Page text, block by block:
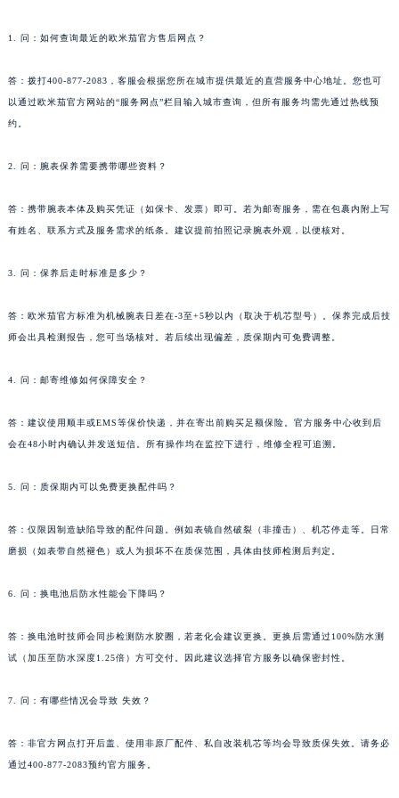
1. 问：如何查询最近的欧米茄官方售后网点？
答：拨打400-877-2083，客服会根据您所在城市提供最近的直营服务中心地址。您也可
以通过欧米茄官方网站的“服务网点”栏目输入城市查询，但所有服务均需先通过热线预
约。
2. 问：腕表保养需要携带哪些资料？
答：携带腕表本体及购买凭证（如保卡、发票）即可。若为邮寄服务，需在包裹内附上写
有姓名、联系方式及服务需求的纸条。建议提前拍照记录腕表外观，以便核对。
3. 问：保养后走时标准是多少？
答：欧米茄官方标准为机械腕表日差在-3至+5秒以内（取决于机芯型号）。保养完成后技
师会出具检测报告，您可当场核对。若后续出现偏差，质保期内可免费调整。
4. 问：邮寄维修如何保障安全？
答：建议使用顺丰或EMS等保价快递，并在寄出前购买足额保险。官方服务中心收到后
会在48小时内确认并发送短信。所有操作均在监控下进行，维修全程可追溯。
5. 问：质保期内可以免费更换配件吗？
答：仅限因制造缺陷导致的配件问题。例如表镜自然破裂（非撞击）、机芯停走等。日常
磨损（如表带自然褪色）或人为损坏不在质保范围，具体由技师检测后判定。
6. 问：换电池后防水性能会下降吗？
答：换电池时技师会同步检测防水胶圈，若老化会建议更换。更换后需通过100%防水测
试（加压至防水深度1.25倍）方可交付。因此建议选择官方服务以确保密封性。
7. 问：有哪些情况会导致 失效？
答：非官方网点打开后盖、使用非原厂配件、私自改装机芯等均会导致质保失效。请务必
通过400-877-2083预约官方服务。